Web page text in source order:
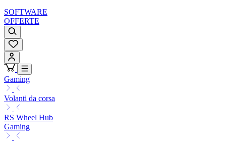
SOFTWARE
OFFERTE
Gaming
Volanti da corsa
RS Wheel Hub
Gaming